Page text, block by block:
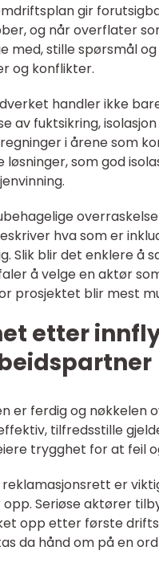
gir
og når overflater
med, stille spørsmål
og konflikter.
handler ikke
av fuktsikring,
i årene som
løsninger, som god
hva som er
Slik blir det enklere å
å velge en aktør
prosjektet blir mest
etter
er ferdig og nøkkelen
tilfredsstille
trygghet for at feil
er
opp. Seriøse aktører
opp etter første
da hånd om på en